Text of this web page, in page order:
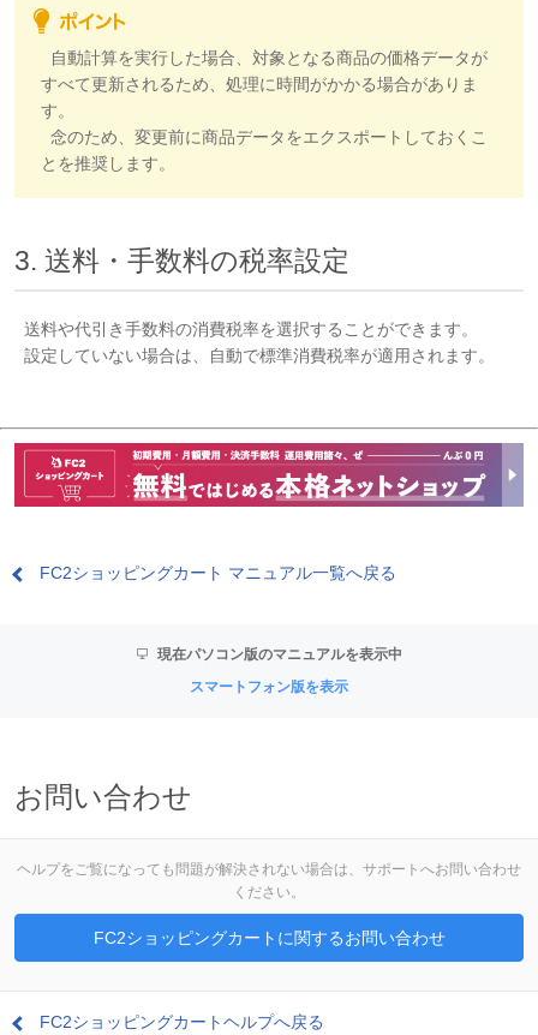
自動計算を実行した場合、対象となる商品の価格データが
すべて更新されるため、処理に時間がかかる場合がありま
す。
念のため、変更前に商品データをエクスポートしておくこ
とを推奨します。
3. 送料・手数料の税率設定
送料や代引き手数料の消費税率を選択することができます。
設定していない場合は、自動で標準消費税率が適用されます。
FC2ショッピングカート マニュアル一覧へ戻る
現在パソコン版のマニュアルを表示中
スマートフォン版を表示
お問い合わせ
ヘルプをご覧になっても問題が解決されない場合は、サポートへお問い合わせ
ください。
FC2ショッピングカートに関するお問い合わせ
FC2ショッピングカートヘルプへ戻る